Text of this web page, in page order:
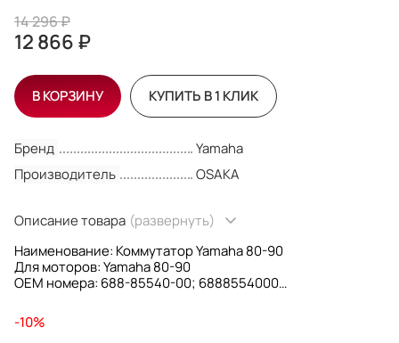
Бренд
Yamaha
Производитель
OSAKA
Описание товара (развернуть)
Наименование: Коммутатор Yamaha 80-90
Для моторов: Yamaha 80-90
OEM номера: 688-85540-00; 6888554000
-10%
14 296 ₽
12 866 ₽
В КОРЗИНУ КУПИТЬ В 1 КЛИК